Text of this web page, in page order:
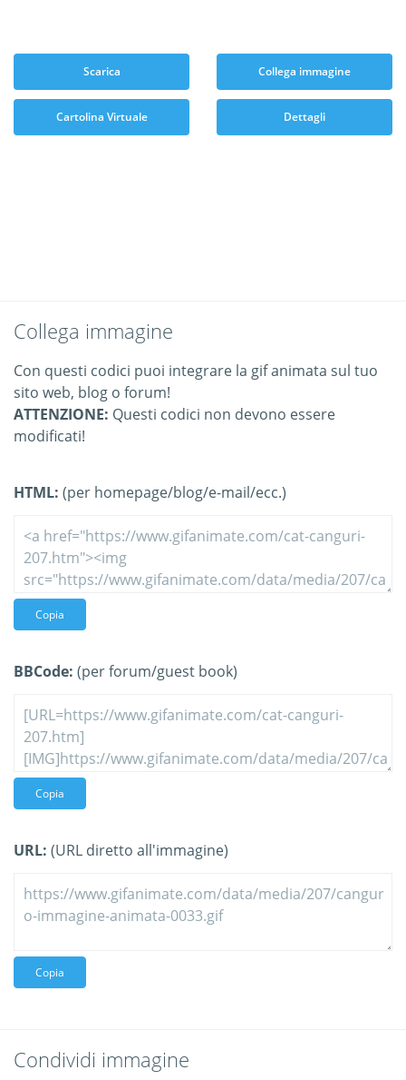
Scarica Collega immagine
Cartolina Virtuale Dettagli
Collega immagine
Con questi codici puoi integrare la gif animata sul tuo
sito web, blog o forum!
ATTENZIONE: Questi codici non devono essere
modificati!
HTML: (per homepage/blog/e-mail/ecc.)
Copia
BBCode: (per forum/guest book)
Copia
URL: (URL diretto all'immagine)
Copia
Condividi immagine